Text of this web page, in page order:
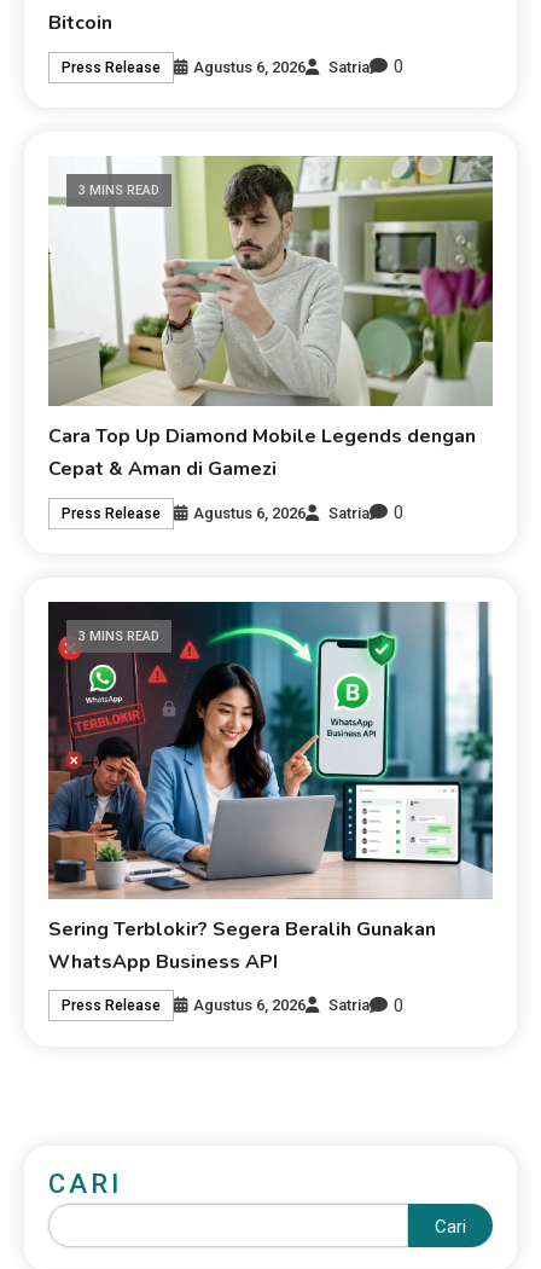
Bitcoin
Press Release Agustus 6, 2026 Satria 0
3 MINS READ
Cara Top Up Diamond Mobile Legends dengan
Cepat & Aman di Gamezi
Press Release Agustus 6, 2026 Satria 0
3 MINS READ
Sering Terblokir? Segera Beralih Gunakan
WhatsApp Business API
Press Release Agustus 6, 2026 Satria 0
CARI
Cari